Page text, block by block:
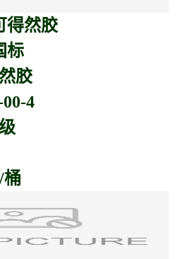
得然胶
标
胶
4
桶